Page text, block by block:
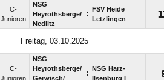
C-
Junioren
NSG
Heyrothsberge/​
Nedlitz
:
FSV Heide
Letzlingen
Freitag, 03.10.2025
C-
Junioren
NSG
Heyrothsberge/​
Gerwisch/​
:
NSG Harz-
Ilsenburg I